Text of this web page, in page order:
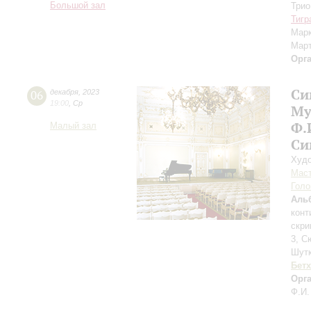
Большой зал
06 декабря 2023
19:00 Ср
Малый зал
3,
Ф.И.